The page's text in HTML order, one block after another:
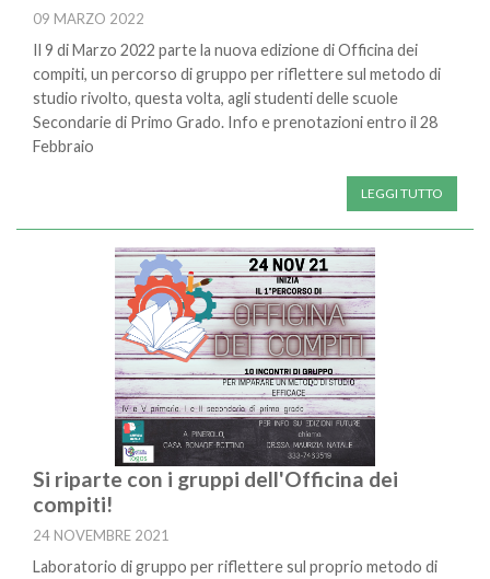
09 MARZO 2022
Il 9 di Marzo 2022 parte la nuova edizione di Officina dei
compiti, un percorso di gruppo per riflettere sul metodo di
studio rivolto, questa volta, agli studenti delle scuole
Secondarie di Primo Grado. Info e prenotazioni entro il 28
Febbraio
LEGGI TUTTO
Si riparte con i gruppi dell'Officina dei
compiti!
24 NOVEMBRE 2021
Laboratorio di gruppo per riflettere sul proprio metodo di